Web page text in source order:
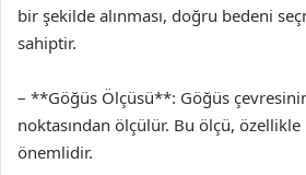
bir şekilde alınması, doğru bedeni
sahiptir.
– **Göğüs Ölçüsü**: Göğüs
noktasından ölçülür. Bu ölçü,
önemlidir.